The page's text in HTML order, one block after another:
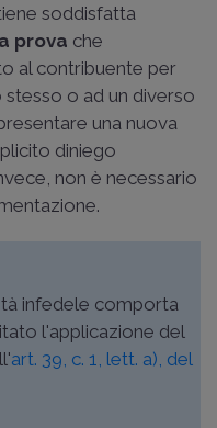
soddisfatta
prova che
al contribuente per
o ad un diverso
una nuova
diniego
non è necessario
infedele comporta
l'applicazione del
art. 39, c. 1, lett. a), del